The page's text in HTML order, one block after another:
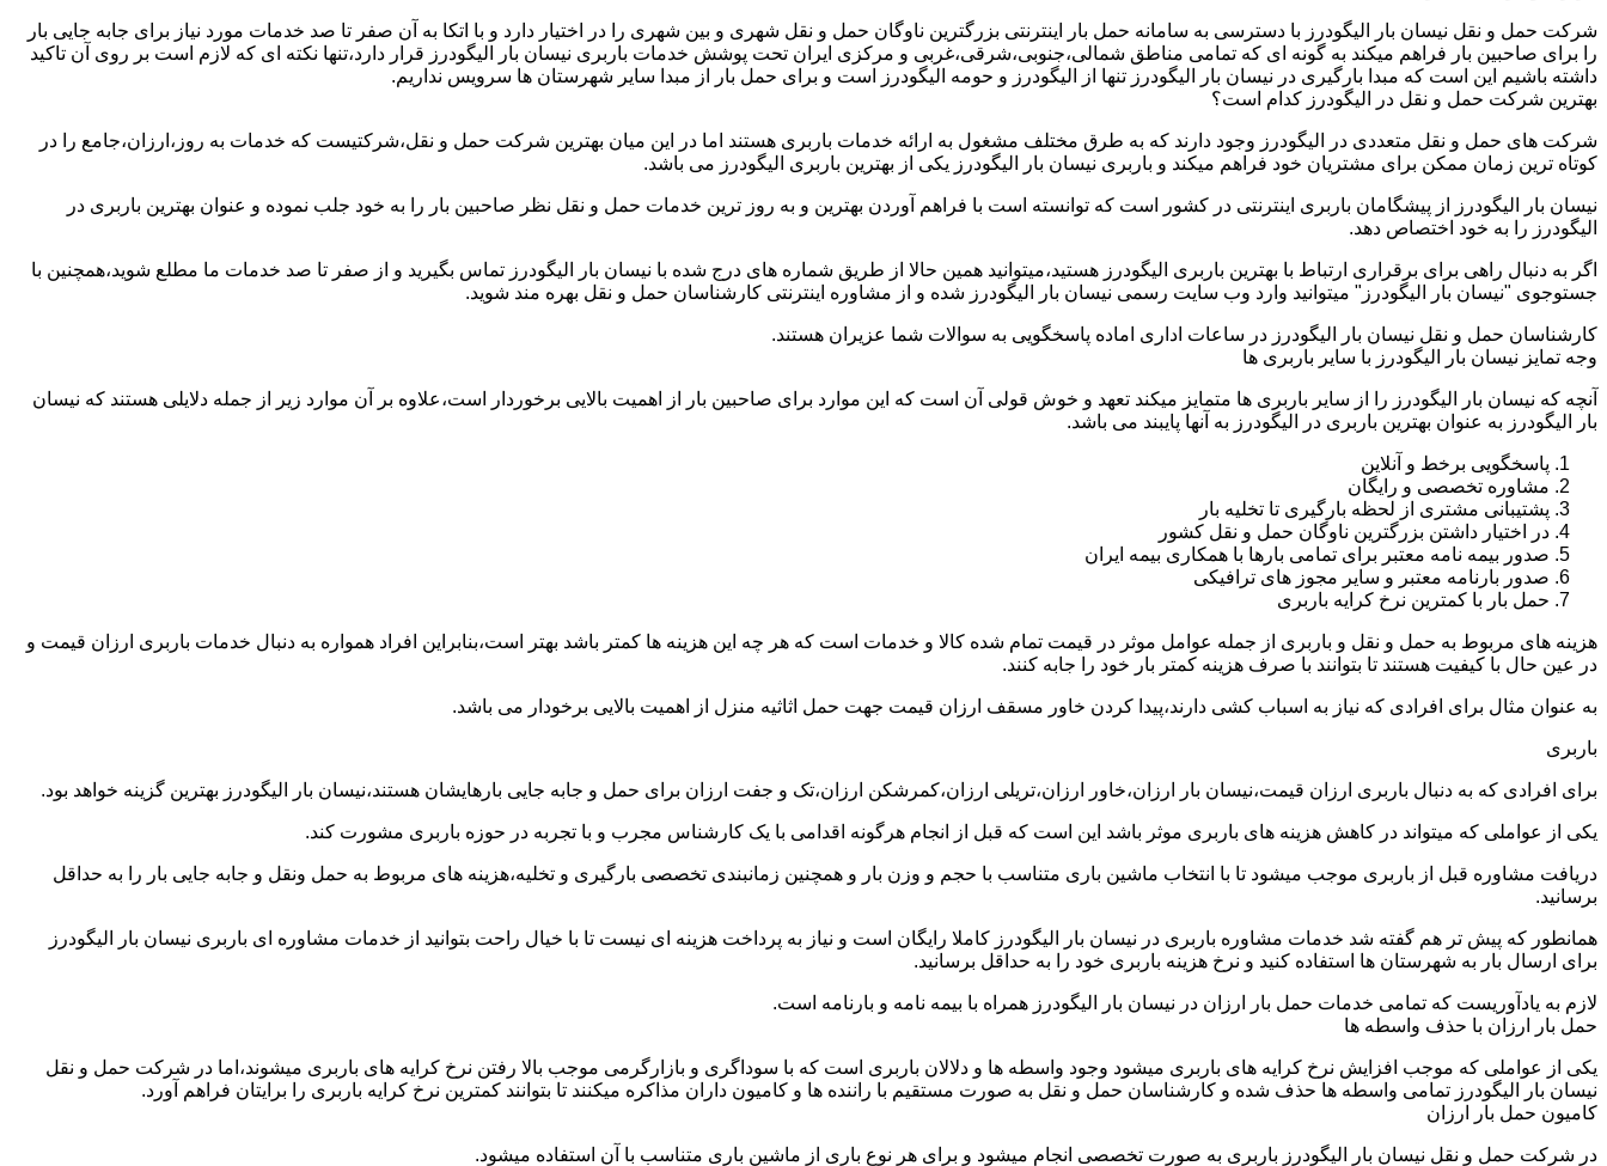
شرکت حمل و نقل نیسان بار الیگودرز با دسترسی به سامانه حمل بار اینترنتی بزرگترین ناوگان حمل و نقل شهری و بین شهری را در اختیار دارد و با اتکا به آن صفر تا صد خدمات مورد نیاز برای جابه جایی بار
را برای صاحبین بار فراهم میکند به گونه ای که تمامی مناطق شمالی،جنوبی،شرقی،غربی و مرکزی ایران تحت پوشش خدمات باربری نیسان بار الیگودرز قرار دارد،تنها نکته ای که لازم است بر روی آن تاکید
داشته باشیم این است که مبدا بارگیری در نیسان بار الیگودرز تنها از الیگودرز و حومه الیگودرز است و برای حمل بار از مبدا سایر شهرستان ها سرویس نداریم.
بهترین شرکت حمل و نقل در الیگودرز کدام است؟
شرکت های حمل و نقل متعددی در الیگودرز وجود دارند که به طرق مختلف مشغول به ارائه خدمات باربری هستند اما در این میان بهترین شرکت حمل و نقل،شرکتیست که خدمات به روز،ارزان،جامع را در
کوتاه ترین زمان ممکن برای مشتریان خود فراهم میکند و باربری نیسان بار الیگودرز یکی از بهترین باربری الیگودرز می باشد.
نیسان بار الیگودرز از پیشگامان باربری اینترنتی در کشور است که توانسته است با فراهم آوردن بهترین و به روز ترین خدمات حمل و نقل نظر صاحبین بار را به خود جلب نموده و عنوان بهترین باربری در
الیگودرز را به خود اختصاص دهد.
اگر به دنبال راهی برای برقراری ارتباط با بهترین باربری الیگودرز هستید،میتوانید همین حالا از طریق شماره های درج شده با نیسان بار الیگودرز تماس بگیرید و از صفر تا صد خدمات ما مطلع شوید،همچنین با
جستوجوی "نیسان بار الیگودرز" میتوانید وارد وب سایت رسمی نیسان بار الیگودرز شده و از مشاوره اینترنتی کارشناسان حمل و نقل بهره مند شوید.
کارشناسان حمل و نقل نیسان بار الیگودرز در ساعات اداری اماده پاسخگویی به سوالات شما عزیران هستند.
وجه تمایز نیسان بار الیگودرز با سایر باربری ها
آنچه که نیسان بار الیگودرز را از سایر باربری ها متمایز میکند تعهد و خوش قولی آن است که این موارد برای صاحبین بار از اهمیت بالایی برخوردار است،علاوه بر آن موارد زیر از جمله دلایلی هستند که نیسان
بار الیگودرز به عنوان بهترین باربری در الیگودرز به آنها پایبند می باشد.
پاسخگویی برخط و آنلاین
مشاوره تخصصی و رایگان
پشتیبانی مشتری از لحظه بارگیری تا تخلیه بار
در اختیار داشتن بزرگترین ناوگان حمل و نقل کشور
صدور بیمه نامه معتبر برای تمامی بارها با همکاری بیمه ایران
صدور بارنامه معتبر و سایر مجوز های ترافیکی
حمل بار با کمترین نرخ کرایه باربری
هزینه های مربوط به حمل و نقل و باربری از جمله عوامل موثر در قیمت تمام شده کالا و خدمات است که هر چه این هزینه ها کمتر باشد بهتر است،بنابراین افراد همواره به دنبال خدمات باربری ارزان قیمت و
در عین حال با کیفیت هستند تا بتوانند با صرف هزینه کمتر بار خود را جابه کنند.
به عنوان مثال برای افرادی که نیاز به اسباب کشی دارند،پیدا کردن خاور مسقف ارزان قیمت جهت حمل اثاثیه منزل از اهمیت بالایی برخودار می باشد.
باربری
برای افرادی که به دنبال باربری ارزان قیمت،نیسان بار ارزان،خاور ارزان،تریلی ارزان،کمرشکن ارزان،تک و جفت ارزان برای حمل و جابه جایی بارهایشان هستند،نیسان بار الیگودرز بهترین گزینه خواهد بود.
یکی از عواملی که میتواند در کاهش هزینه های باربری موثر باشد این است که قبل از انجام هرگونه اقدامی با یک کارشناس مجرب و با تجربه در حوزه باربری مشورت کند.
دریافت مشاوره قبل از باربری موجب میشود تا با انتخاب ماشین باری متناسب با حجم و وزن بار و همچنین زمانبندی تخصصی بارگیری و تخلیه،هزینه های مربوط به حمل ونقل و جابه جایی بار را به حداقل
برسانید.
همانطور که پیش تر هم گفته شد خدمات مشاوره باربری در نیسان بار الیگودرز کاملا رایگان است و نیاز به پرداخت هزینه ای نیست تا با خیال راحت بتوانید از خدمات مشاوره ای باربری نیسان بار الیگودرز
برای ارسال بار به شهرستان ها استفاده کنید و نرخ هزینه باربری خود را به حداقل برسانید.
لازم به یادآوریست که تمامی خدمات حمل بار ارزان در نیسان بار الیگودرز همراه با بیمه نامه و بارنامه است.
حمل بار ارزان با حذف واسطه ها
یکی از عواملی که موجب افزایش نرخ کرایه های باربری میشود وجود واسطه ها و دلالان باربری است که با سوداگری و بازارگرمی موجب بالا رفتن نرخ کرایه های باربری میشوند،اما در شرکت حمل و نقل
نیسان بار الیگودرز تمامی واسطه ها حذف شده و کارشناسان حمل و نقل به صورت مستقیم با راننده ها و کامیون داران مذاکره میکنند تا بتوانند کمترین نرخ کرایه باربری را برایتان فراهم آورد.
کامیون حمل بار ارزان
در شرکت حمل و نقل نیسان بار الیگودرز باربری به صورت تخصصی انجام میشود و برای هر نوع باری از ماشین باری متناسب با آن استفاده میشود.